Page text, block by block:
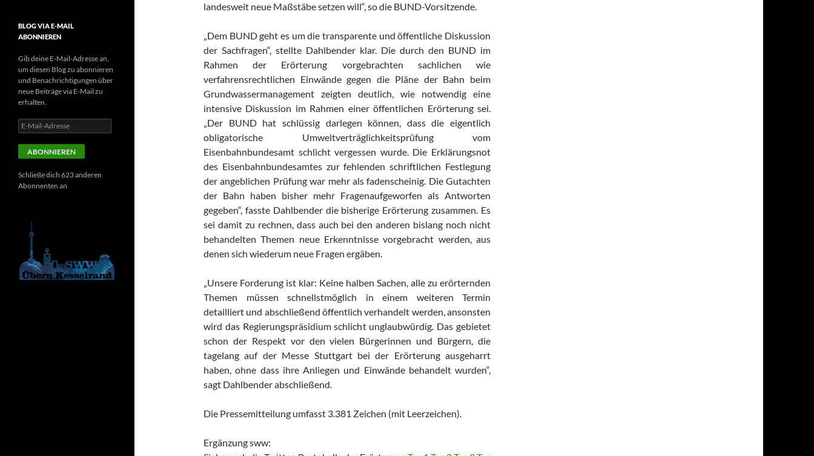
landesweit neue Maßstäbe setzen will“, so die BUND-Vorsitzende.
„Dem BUND geht es um die transparente und öffentliche Diskussion
der Sachfragen“, stellte Dahlbender klar. Die durch den BUND im
Rahmen der Erörterung vorgebrachten sachlichen wie
verfahrensrechtlichen Einwände gegen die Pläne der Bahn beim
Grundwassermanagement zeigten deutlich, wie notwendig eine
intensive Diskussion im Rahmen einer öffentlichen Erörterung sei.
„Der BUND hat schlüssig darlegen können, dass die eigentlich
obligatorische Umweltverträglichkeitsprüfung vom
Eisenbahnbundesamt schlicht vergessen wurde. Die Erklärungsnot
des Eisenbahnbundesamtes zur fehlenden schriftlichen Festlegung
der angeblichen Prüfung war mehr als fadenscheinig. Die Gutachten
der Bahn haben bisher mehr Fragenaufgeworfen als Antworten
gegeben“, fasste Dahlbender die bisherige Erörterung zusammen. Es
sei damit zu rechnen, dass auch bei den anderen bislang noch nicht
behandelten Themen neue Erkenntnisse vorgebracht werden, aus
denen sich wiederum neue Fragen ergäben.
„Unsere Forderung ist klar: Keine halben Sachen, alle zu erörternden
Themen müssen schnellstmöglich in einem weiteren Termin
detailliert und abschließend öffentlich verhandelt werden, ansonsten
wird das Regierungspräsidium schlicht unglaubwürdig. Das gebietet
schon der Respekt vor den vielen Bürgerinnen und Bürgern, die
tagelang auf der Messe Stuttgart bei der Erörterung ausgeharrt
haben, ohne dass ihre Anliegen und Einwände behandelt wurden“,
sagt Dahlbender abschließend.
Die Pressemitteilung umfasst 3.381 Zeichen (mit Leerzeichen).
Ergänzung sww:
BLOG VIA E-MAIL
ABONNIEREN
Gib deine E-Mail-Adresse an,
um diesen Blog zu abonnieren
und Benachrichtigungen über
neue Beiträge via E-Mail zu
erhalten.
E-
Mail-
Adresse
ABONNIEREN
Schließe dich 623 anderen
Abonnenten an